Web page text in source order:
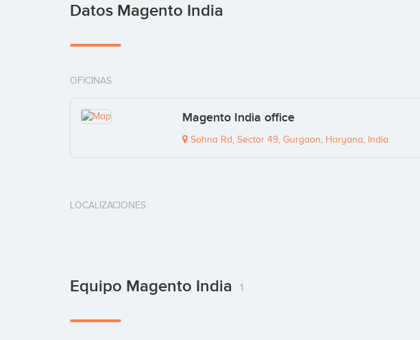
Datos Magento India
OFICINAS
Magento India office
Sohna Rd, Sector 49, Gurgaon, Haryana, India
LOCALIZACIONES
Equipo Magento India 1